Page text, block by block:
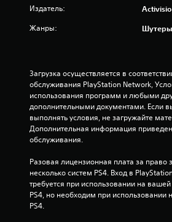
Издатель:
Жанры:
Загрузка осуществляется в
обслуживания PlayStation Network,
использования программ и любыми
дополнительными документами. Если
выполнять условия, не загружайте
Дополнительная информация
обслуживания.
Разовая лицензионная плата за право
несколько систем PS4. Вход в
требуется при использовании на
PS4, но необходим при использовании
PS4.